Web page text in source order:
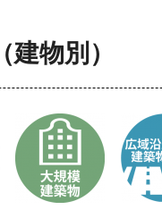
物別）